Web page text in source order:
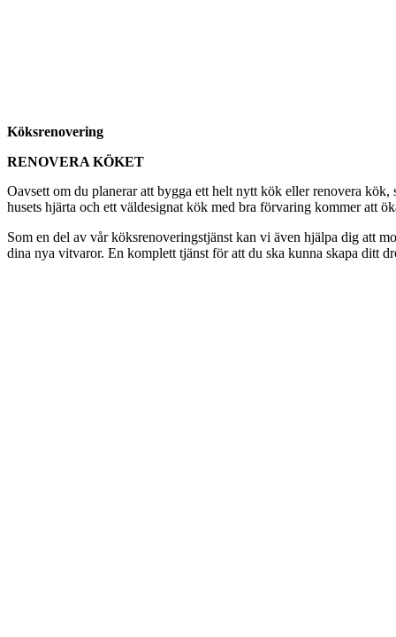
Köksrenovering
RENOVERA KÖKET
Oavsett om du planerar att bygga ett helt nytt kök eller renovera
husets hjärta och ett väldesignat kök med bra förvaring kommer att
Som en del av vår köksrenoveringstjänst kan vi även hjälpa dig att
dina nya vitvaror. En komplett tjänst för att du ska kunna skapa ditt